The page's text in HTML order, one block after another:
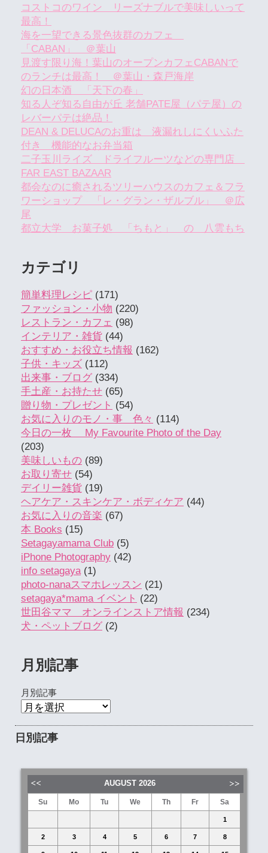
コストコのワイン リーズナブルで美味しいって
最高！
海を一望できる景色抜群のカフェ
「CABAN」 ＠葉山
見渡す限り海！葉山のオープンカフェCABANで
のランチは最高！ ＠葉山・森戸海岸
幻の日本酒 「天下の春」
知る人ぞ知る自由が丘 老舗PATE屋（パテ屋）の
レバーパテは絶品！
DEAN & DELUCAのお重は 液漏れしにくいふた
付き 機能的なお弁当箱
二子玉川ライズ ドライフルーツなどの専門店
FAR EAST BAZAAR
都会なのに癒されるツリーハウスのカフェ＆フラ
ワーショップ 「レ・グラン・ザルブル」 ＠広
尾
都立大学 お菓子処 「ちもと」 の 八雲もち
カテゴリ
簡単料理レシピ (171)
ファッション・小物 (220)
レストラン・カフェ (98)
インテリア・雑貨 (44)
おすすめ・お役立ち情報 (162)
子供・キッズ (112)
出来事・ブログ (334)
手土産・お持たせ (65)
贈り物・プレゼント (54)
お気に入りのモノ・事 色々 (114)
今日の一枚 My Favourite Photo of the Day
(203)
美味しいもの (89)
お取り寄せ (54)
デイリー雑貨 (19)
ヘアケア・スキンケア・ボディケア (44)
お気に入りの音楽 (67)
本 Books (15)
Setagayamama Club (5)
iPhone Photography (42)
info setagaya(1)
photo-nanaスマホレッスン (21)
setagaya*mama イベント (22)
世田谷ママ オンラインストア情報 (234)
犬・ペットブログ (2)
月別記事
月別記事
日別記事
AUGUST 2026
Su Mo Tu We Th Fr Sa
1
2 3 4 5 6 7 8